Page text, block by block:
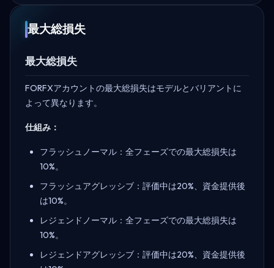
最大総損失
最大総損失
FORFXアカウントの最大総損失はモデルとバリアントに
よって異なります。
仕組み：
フラッシュノーマル：全フェーズでの最大総損失は
10%。
フラッシュアグレッシブ：評価中は20%、資金提供後
は10%。
レジェンドノーマル：全フェーズでの最大総損失は
10%。
レジェンドアグレッシブ：評価中は20%、資金提供後